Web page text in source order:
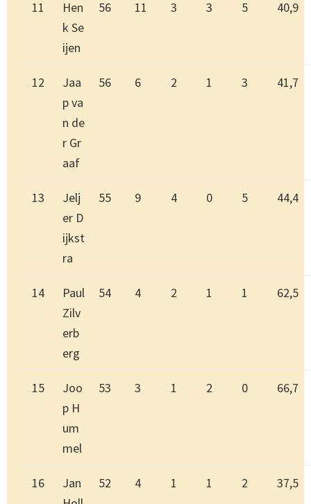
11
Hen
k Se
ijen
56 11 3 3 5 40,9
12
Jaa
p va
n de
r Gr
aaf
56 6 2 1 3 41,7
13
Jelj
er D
ijkst
ra
55 9 4 0 5 44,4
14
Paul
Zilv
erb
erg
54 4 2 1 1 62,5
15
Joo
p H
um
mel
53 3 1 2 0 66,7
16
Jan
52 4 1 1 2 37,5